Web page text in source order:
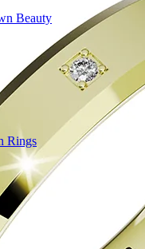
Beauty
Rings